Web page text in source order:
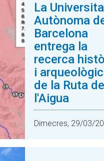
La
Autònoma
Barcelona
entrega la
recerca
i
de la Ruta de
l'Aigua
Dimecres, 29/03/